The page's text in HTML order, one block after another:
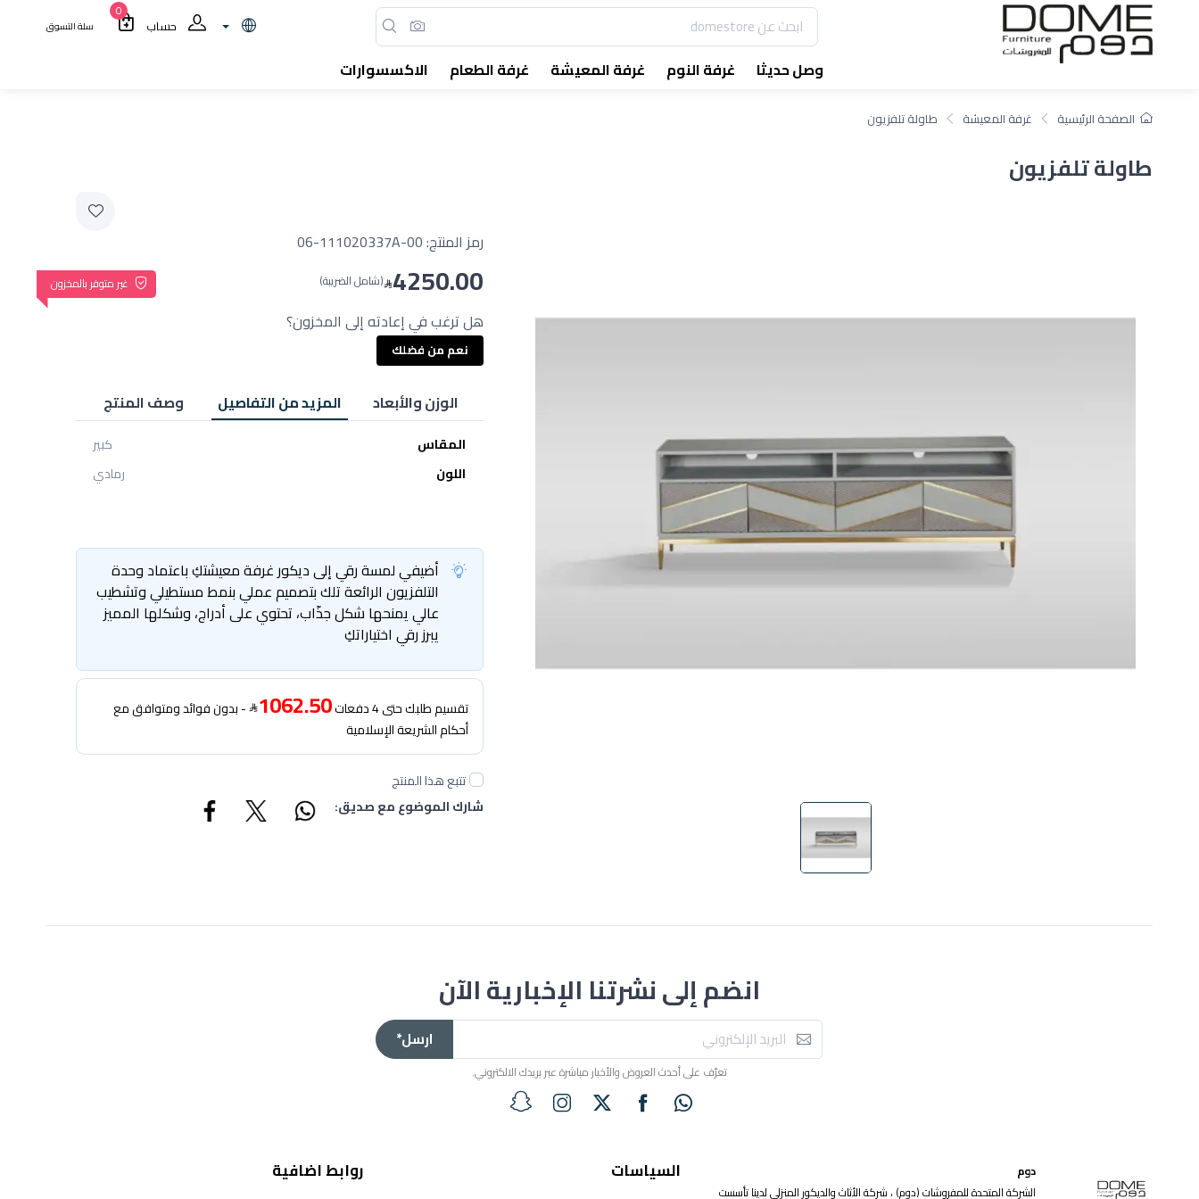
حساب
0
سلة التسوق
وصل حديثا غرفة النوم غرفة المعيشة غرفة الطعام الاكسسوارات
الصفحة الرئيسية غرفة المعيشة طاولة تلفزيون
طاولة تلفزيون
رمز المنتج:06-111020337A-00
غير متوفر بالمخزون 4250.00 (شامل الضريبة)
هل ترغب في إعادته إلى المخزون؟
نعم من فضلك
الوزن والأبعاد المزيد من التفاصيل
المقاس
كبير
اللون
رمادي
وصف المنتج
أضيفي لمسة رقي إلى ديكور غرفة معيشتكِ باعتماد وحدة
التلفزيون الرائعة تلك بتصميم عملي بنمط مستطيلي وتشطيب
عالي يمنحها شكل جذّاب، تحتوي على أدراج، وشكلها المميز
يبرز رقي اختياراتكِ
تقسيم طلبك حتى 4 دفعات 1062.50 - بدون فوائد ومتوافق مع
أحكام الشريعة الإسلامية
تتبع هذا المنتج
شارك الموضوع مع صديق:
انضم إلى نشرتنا الإخبارية الآن
ارسل*
تعرّف على أحدث العروض والأخبار مباشرة عبر بريدك الالكتروني.
دوم
الشركة المتحدة للمفروشات (دوم) ، شركة الأثاث والديكور المنزلي لدينا تأسست
السياسات روابط اضافية